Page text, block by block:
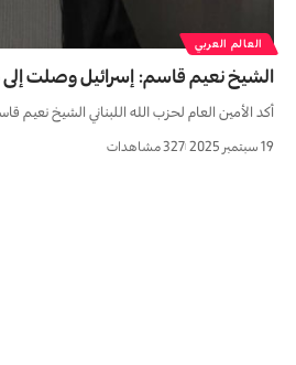
العالم العربي
الشيخ نعيم قاسم: إسرائيل وصلت إلى
أكد الأمين العام لحزب الله اللبناني الشيخ نعيم
19 سبتمبر 2025 327 مشاهدات